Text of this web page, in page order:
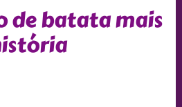
de batata mais